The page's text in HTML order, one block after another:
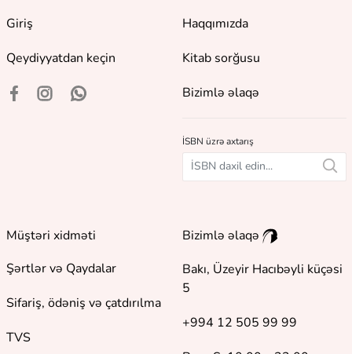
Giriş
Qeydiyyatdan keçin
Haqqımızda
Kitab sorğusu
Bizimlə əlaqə
İSBN üzrə axtarış
Müştəri xidməti
Şərtlər və Qaydalar
Sifariş, ödəniş və çatdırılma
TVS
Bizimlə əlaqə
Bakı, Üzeyir Hacıbəyli küçəsi
5
+994 12 505 99 99